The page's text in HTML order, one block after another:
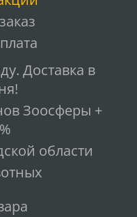
Доставка в
Зоосферы +
области